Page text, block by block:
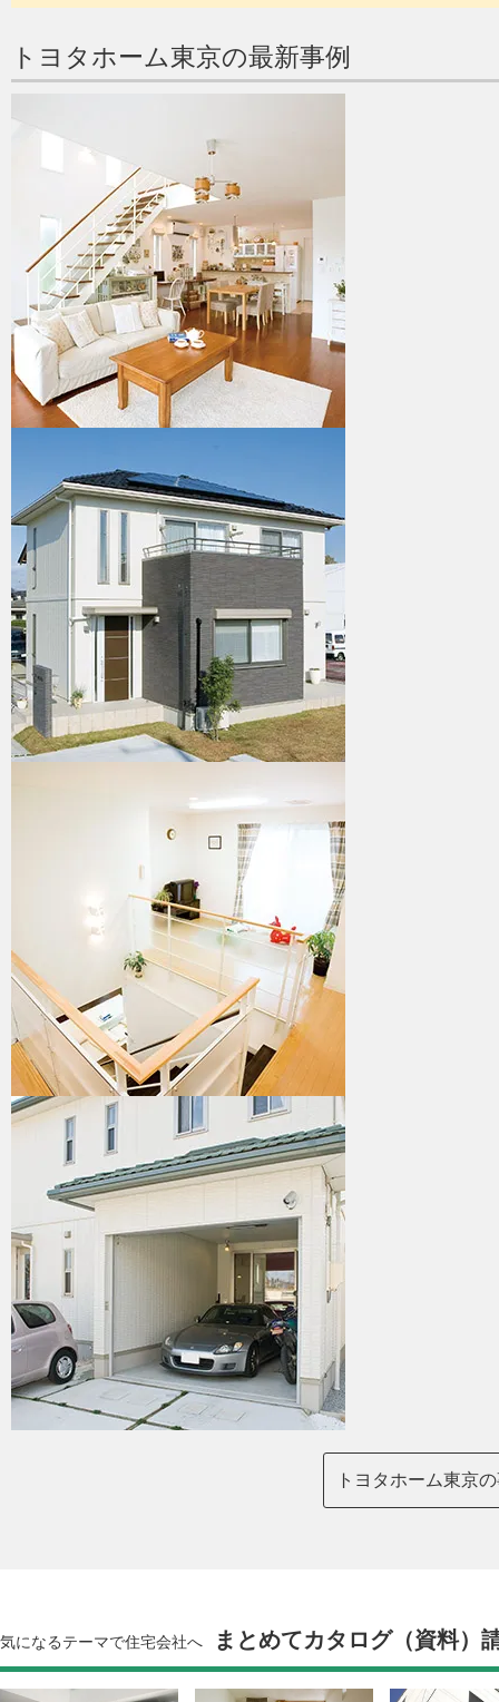
トヨタホーム東京の最新事例
トヨタホーム東京
気になるテーマで住宅会社へ まとめてカタログ（資料）